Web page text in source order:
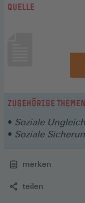
QUELLE
ZUGEHÖRIGE THEMEN
Soziale
Soziale
merken
teilen